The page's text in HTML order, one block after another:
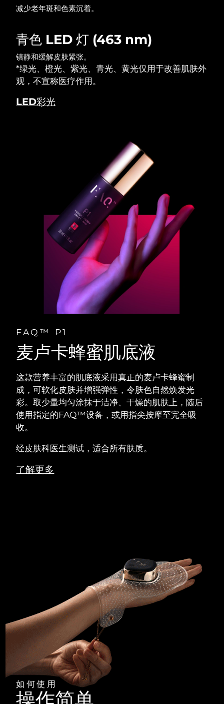
减少老年斑和色素沉着。
青色 LED 灯 (463 nm)
镇静和缓解皮肤紧张。
*绿光、橙光、紫光、青光、黄光仅用于改善肌肤外
观，不宣称医疗作用。
LED彩光
FAQ™ P1
麦卢卡蜂蜜肌底液
这款营养丰富的肌底液采用真正的麦卢卡蜂蜜制
成，可软化皮肤并增强弹性，令肤色自然焕发光
彩。取少量均匀涂抹于洁净、干燥的肌肤上，随后
使用指定的FAQ™设备，或用指尖按摩至完全吸
收。
经皮肤科医生测试，适合所有肤质。
了解更多
如何使用